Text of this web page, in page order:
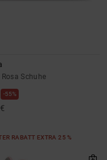
Schuhe
55%
RABATT EXTRA 25 %